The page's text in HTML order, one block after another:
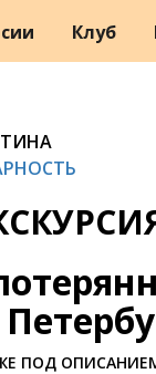
Клуб
ПОД